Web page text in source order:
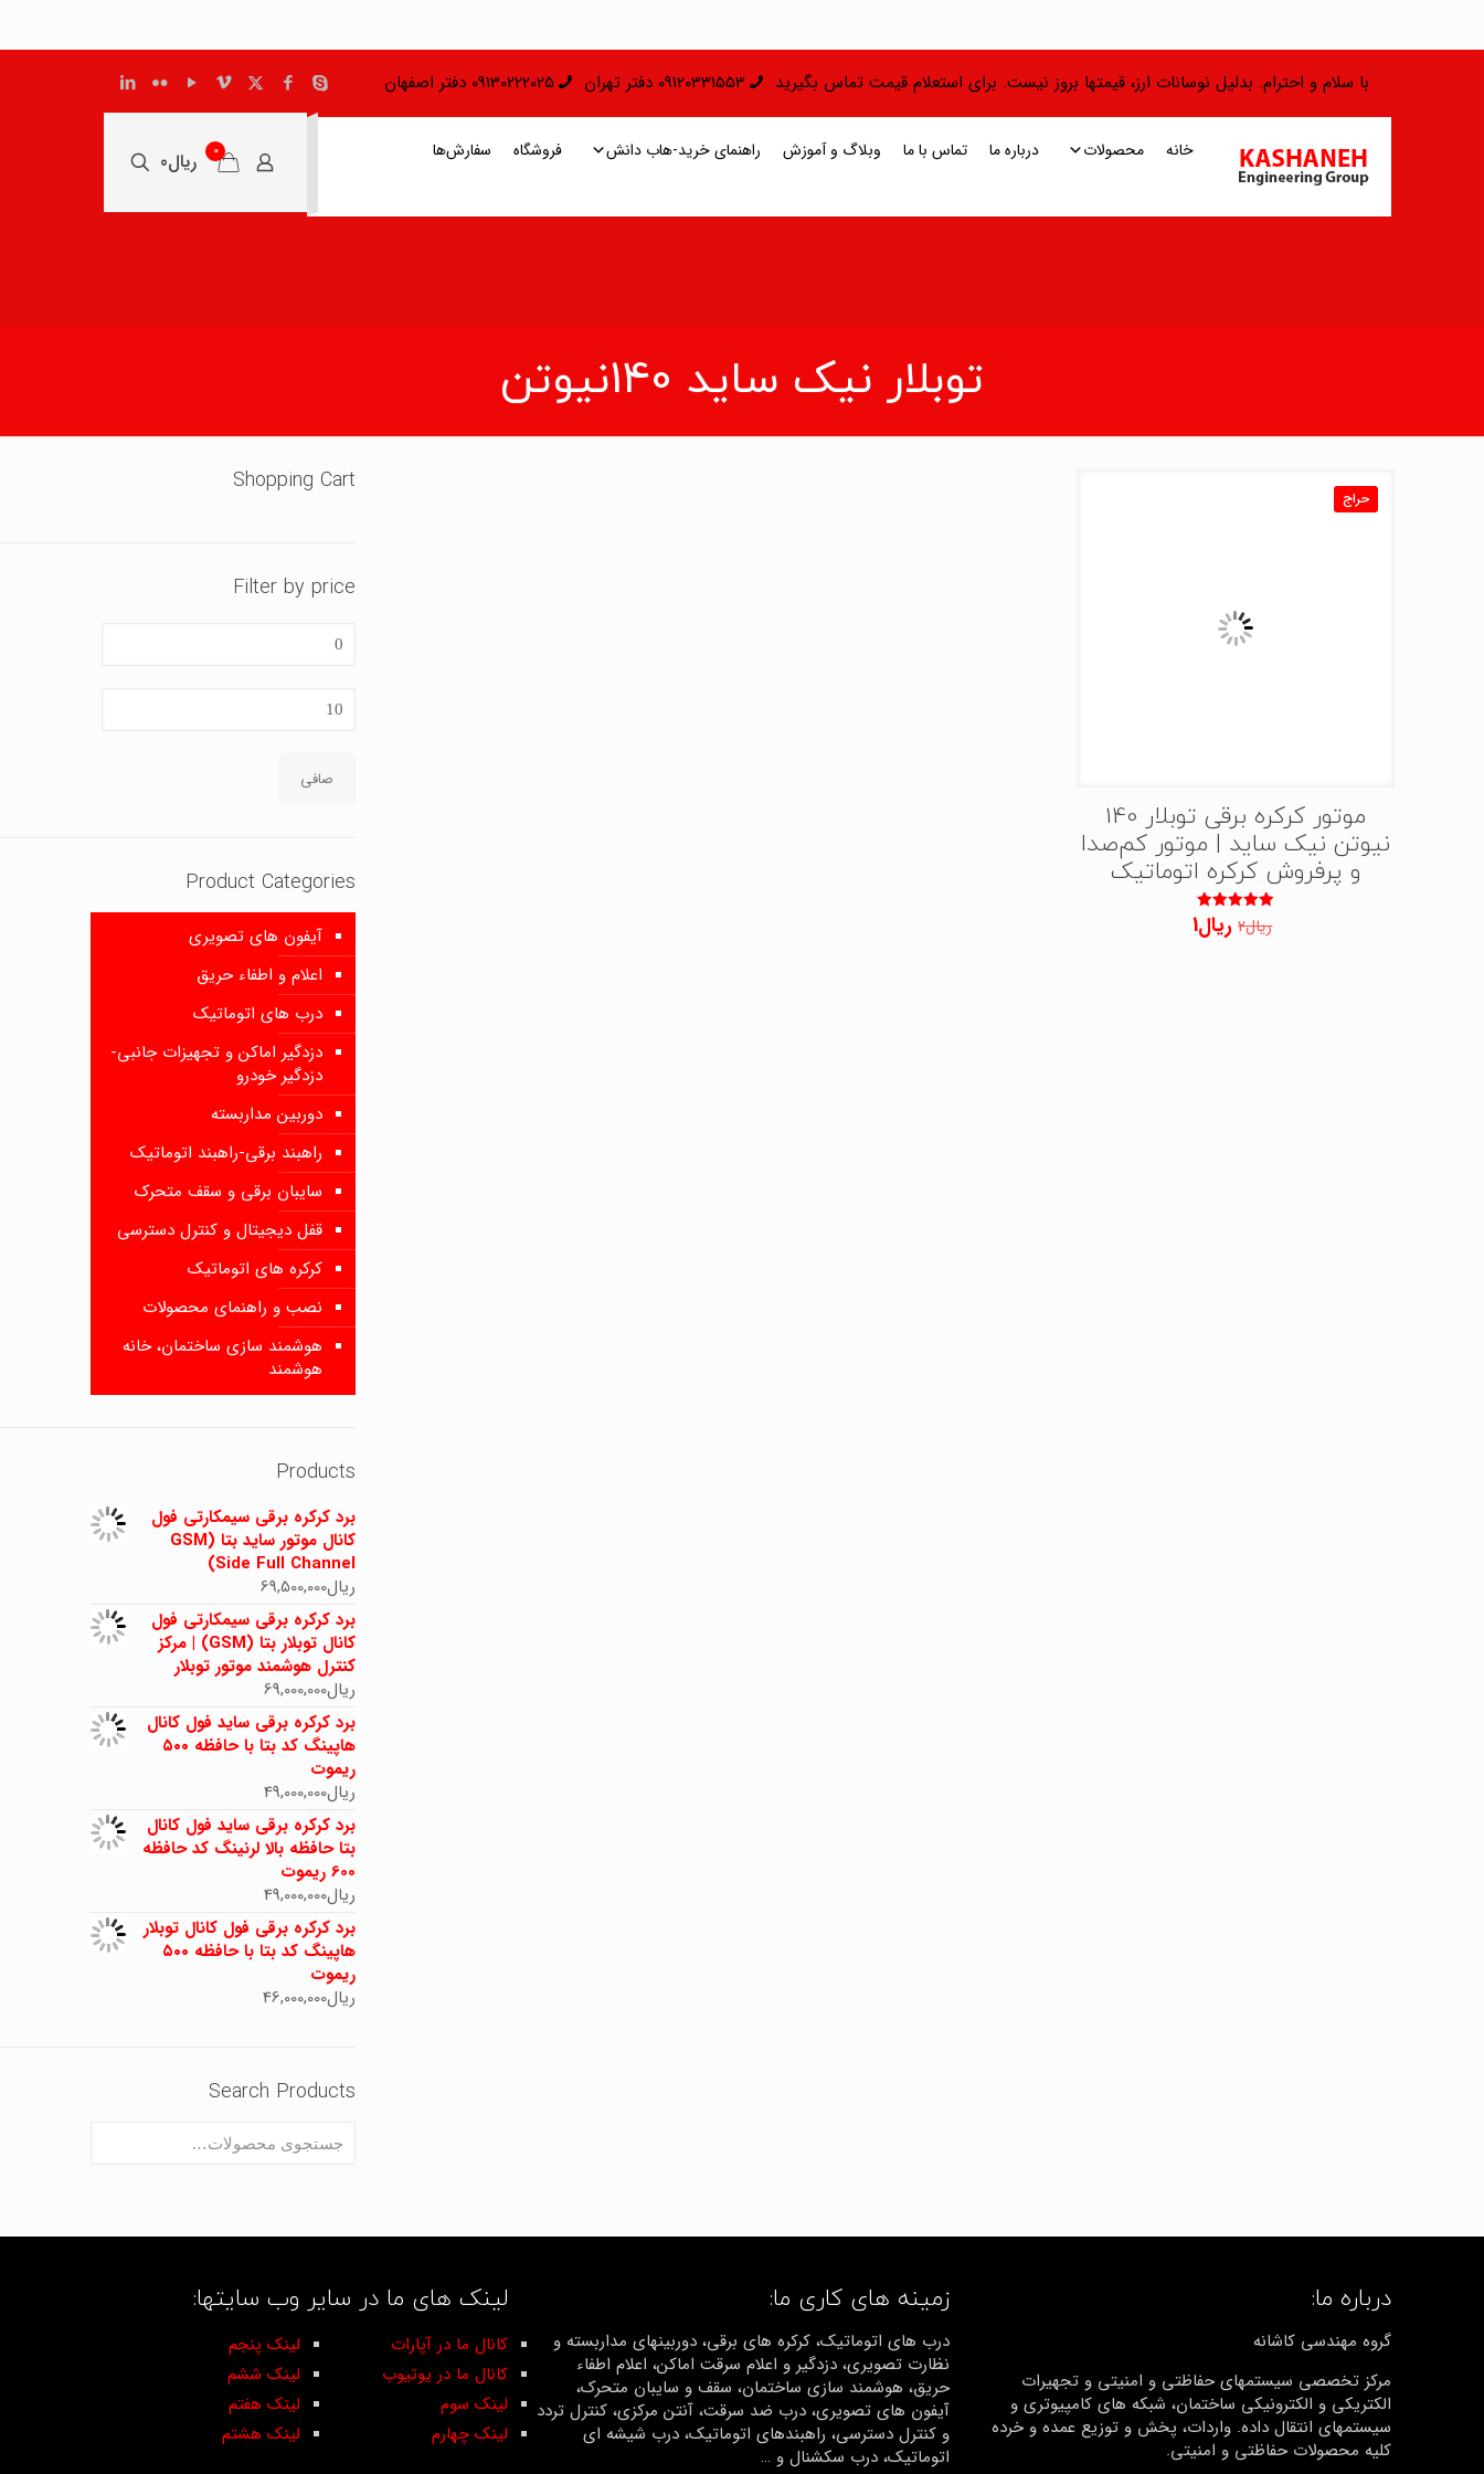
با سلام و احترام. بدلیل نوسانات ارز، قیمتها بروز نیست. برای استعلام قیمت تماس بگیرید 09120331553 دفتر تهران 09130222025 دفتر اصفهان
خانه محصولات درباره ما تماس با ما وبلاگ و آموزش راهنمای خرید-هاب دانش فروشگاه سفارش‌ها 0 ریال0
توبلار نیک ساید 140نیوتن
حراج
موتور کرکره برقی توبلار 140
نیوتن نیک ساید | موتور کم‌صدا
و پرفروش کرکره اتوماتیک
نمره
5.00ریال2 قیمت
اصلی:
ریال1قیمت
Shopping Cart
Filter by price
حداقل
قیمت
حداكثر
قيمت
صافی
Product Categories
آیفون های تصویری
اعلام و اطفاء حریق
درب های اتوماتیک
دزدگیر اماکن و تجهیزات جانبی-
دزدگیر خودرو
دوربین مداربسته
راهبند برقی-راهبند اتوماتیک
سایبان برقی و سقف متحرک
قفل دیجیتال و کنترل دسترسی
کرکره های اتوماتیک
نصب و راهنمای محصولات
هوشمند سازی ساختمان، خانه
هوشمند
Products
برد کرکره برقی سیمکارتی فول
کانال موتور ساید بتا (GSM
Side Full Channel)
ریال69,500,000
برد کرکره برقی سیمکارتی فول
کانال توبلار بتا (GSM) | مرکز
کنترل هوشمند موتور توبلار
ریال69,000,000
برد کرکره برقی ساید فول کانال
هاپینگ کد بتا با حافظه ۵۰۰
ریموت
ریال49,000,000
برد کرکره برقی ساید فول کانال
بتا حافظه بالا لرنینگ کد حافظه
600 ریموت
ریال49,000,000
برد کرکره برقی فول کانال توبلار
هاپینگ کد بتا با حافظه ۵۰۰
ریموت
ریال46,000,000
Search Products
درباره ما:
گروه مهندسی کاشانه
مرکز تخصصی سیستمهای حفاظتی و امنیتی و تجهیرات
الکتریکی و الکترونیکی ساختمان، شبکه های کامپیوتری و
سیستمهای انتقال داده. واردات، پخش و توزیع عمده و خرده
کلیه محصولات حفاظتی و امنیتی.
زمینه های کاری ما:
درب های اتوماتیک، کرکره های برقی، دوربینهای مداربسته و
نظارت تصویری، دزدگیر و اعلام سرقت اماکن، اعلام اطفاء
حریق، هوشمند سازی ساختمان، سقف و سایبان متحرک،
آیفون های تصویری، درب ضد سرقت، آنتن مرکزی، کنترل تردد
و کنترل دسترسی، راهبندهای اتوماتیک، درب شیشه ای
اتوماتیک، درب سکشنال و …
لینک های ما در سایر وب سایتها:
لینک پنجم
لینک ششم
لینک هفتم
لینک هشتم
کانال ما در آپارات
کانال ما در یوتیوب
لینک سوم
لینک چهارم